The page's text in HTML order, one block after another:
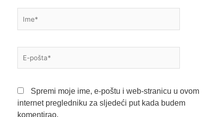
pošta*
Spremi moje ime, e-poštu i web-stranicu u ovom
internet pregledniku za sljedeći put kada budem
komentirao.